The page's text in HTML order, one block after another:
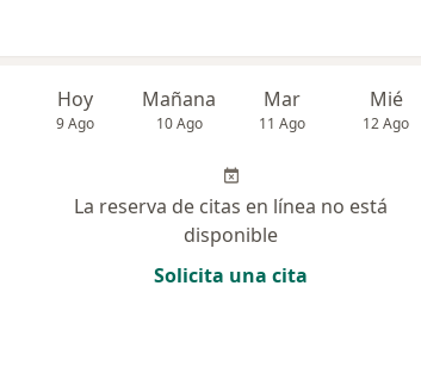
Hoy
9 Ago
Mañana
10 Ago
Mar
11 Ago
Mié
12 Ago
La reserva de citas en línea no está
disponible
Solicita una cita